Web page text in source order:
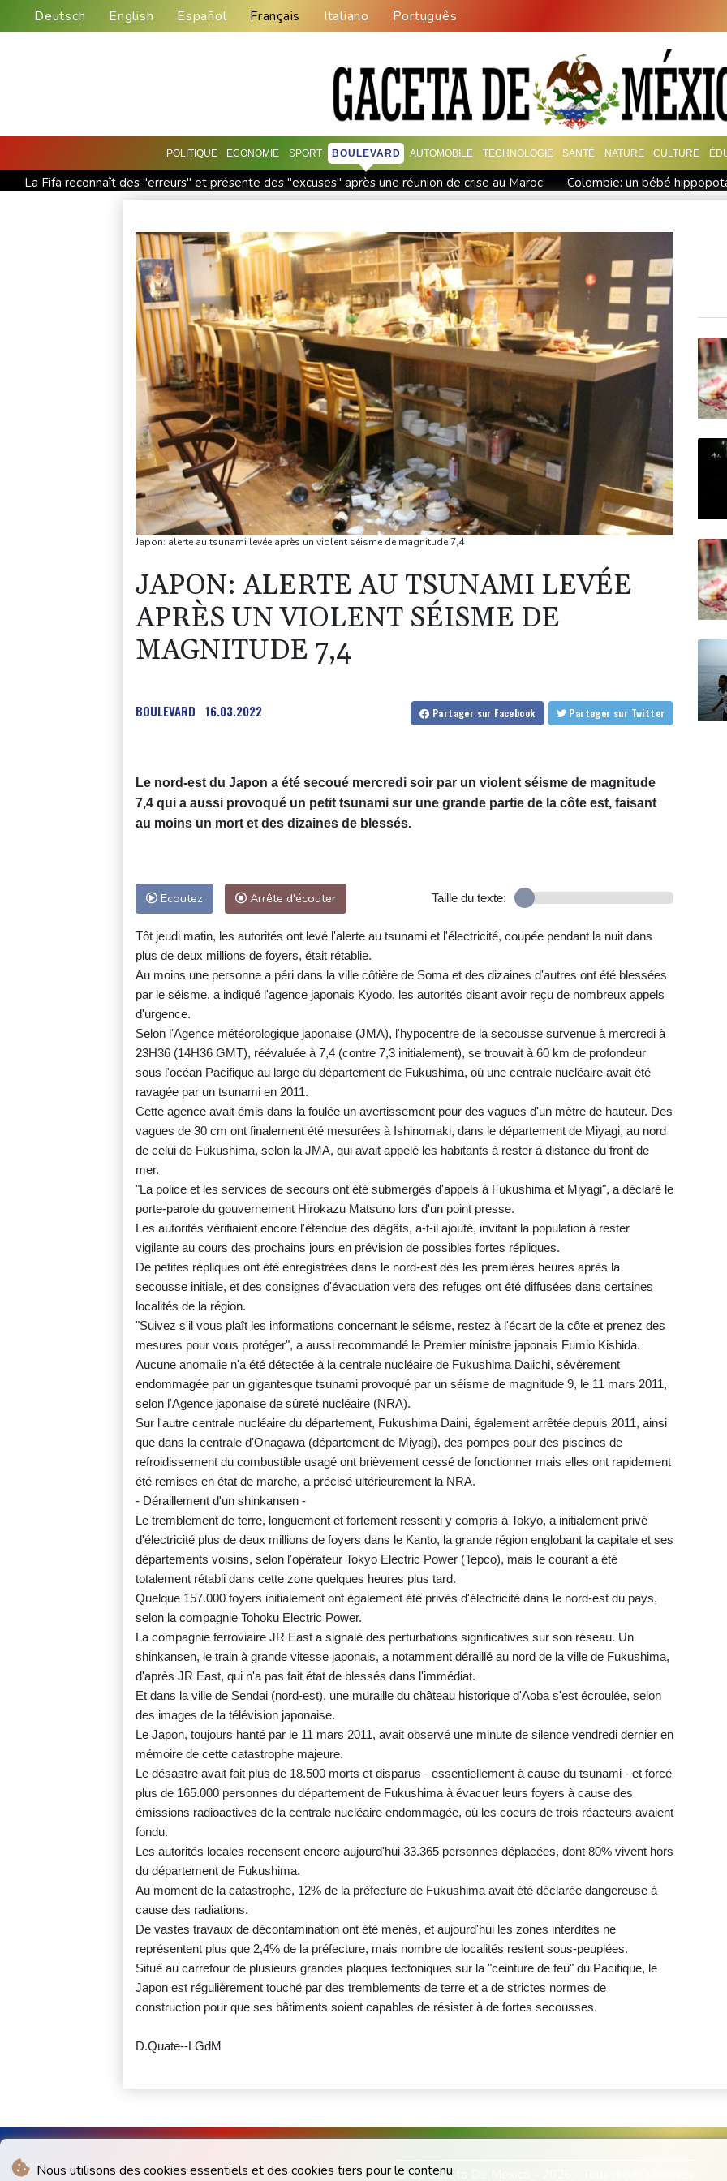
Nous utilisons des cookies essentiels et des cookies tiers pour le contenu.
Deutsch English Español Français Italiano Português
POLITIQUE ECONOMIE SPORT BOULEVARD AUTOMOBILE TECHNOLOGIE SANTÉ NATURE CULTURE
La Fifa reconnaît des "erreurs" et présente des "excuses" après une réunion de crise au Maroc
Colombie: un bébé
Séisme au Venezuela: la douloureuse valse des nombres de disparus
Les Bourses mondiales touchent des records, sans
Abandonner ou pas? Dans le Tennessee, un candidat démocrate victime du redécoupage électoral
Drone explosif à
Wall Street clôture en ordre dispersé, attend un accord entre Washington et Téhéran
Euro de natation: le plongeur Jules
Japon: alerte au tsunami levée après un violent séisme de magnitude 7,4
JAPON: ALERTE AU TSUNAMI LEVÉE
APRÈS UN VIOLENT SÉISME DE
MAGNITUDE 7,4
BOULEVARD 16.03.2022 Partager sur Facebook Partager sur Twitter
Le nord-est du Japon a été secoué mercredi soir par un violent séisme de magnitude
7,4 qui a aussi provoqué un petit tsunami sur une grande partie de la côte est, faisant
au moins un mort et des dizaines de blessés.
Ecoutez Arrête d'écouter Taille du texte:
Tôt jeudi matin, les autorités ont levé l'alerte au tsunami et l'électricité, coupée pendant la nuit dans
plus de deux millions de foyers, était rétablie.
Au moins une personne a péri dans la ville côtière de Soma et des dizaines d'autres ont été blessées
par le séisme, a indiqué l'agence japonais Kyodo, les autorités disant avoir reçu de nombreux appels
d'urgence.
Selon l'Agence météorologique japonaise (JMA), l'hypocentre de la secousse survenue à mercredi à
23H36 (14H36 GMT), réévaluée à 7,4 (contre 7,3 initialement), se trouvait à 60 km de profondeur
sous l'océan Pacifique au large du département de Fukushima, où une centrale nucléaire avait été
ravagée par un tsunami en 2011.
Cette agence avait émis dans la foulée un avertissement pour des vagues d'un mètre de hauteur. Des
vagues de 30 cm ont finalement été mesurées à Ishinomaki, dans le département de Miyagi, au nord
de celui de Fukushima, selon la JMA, qui avait appelé les habitants à rester à distance du front de
mer.
"La police et les services de secours ont été submergés d'appels à Fukushima et Miyagi", a déclaré le
porte-parole du gouvernement Hirokazu Matsuno lors d'un point presse.
Les autorités vérifiaient encore l'étendue des dégâts, a-t-il ajouté, invitant la population à rester
vigilante au cours des prochains jours en prévision de possibles fortes répliques.
De petites répliques ont été enregistrées dans le nord-est dès les premières heures après la
secousse initiale, et des consignes d'évacuation vers des refuges ont été diffusées dans certaines
localités de la région.
"Suivez s'il vous plaît les informations concernant le séisme, restez à l'écart de la côte et prenez des
mesures pour vous protéger", a aussi recommandé le Premier ministre japonais Fumio Kishida.
Aucune anomalie n'a été détectée à la centrale nucléaire de Fukushima Daiichi, sévèrement
endommagée par un gigantesque tsunami provoqué par un séisme de magnitude 9, le 11 mars 2011,
selon l'Agence japonaise de sûreté nucléaire (NRA).
Sur l'autre centrale nucléaire du département, Fukushima Daini, également arrêtée depuis 2011, ainsi
que dans la centrale d'Onagawa (département de Miyagi), des pompes pour des piscines de
refroidissement du combustible usagé ont brièvement cessé de fonctionner mais elles ont rapidement
été remises en état de marche, a précisé ultérieurement la NRA.
- Déraillement d'un shinkansen -
Le tremblement de terre, longuement et fortement ressenti y compris à Tokyo, a initialement privé
d'électricité plus de deux millions de foyers dans le Kanto, la grande région englobant la capitale et ses
départements voisins, selon l'opérateur Tokyo Electric Power (Tepco), mais le courant a été
totalement rétabli dans cette zone quelques heures plus tard.
Quelque 157.000 foyers initialement ont également été privés d'électricité dans le nord-est du pays,
selon la compagnie Tohoku Electric Power.
La compagnie ferroviaire JR East a signalé des perturbations significatives sur son réseau. Un
shinkansen, le train à grande vitesse japonais, a notamment déraillé au nord de la ville de Fukushima,
d'après JR East, qui n'a pas fait état de blessés dans l'immédiat.
Et dans la ville de Sendai (nord-est), une muraille du château historique d'Aoba s'est écroulée, selon
des images de la télévision japonaise.
Le Japon, toujours hanté par le 11 mars 2011, avait observé une minute de silence vendredi dernier en
mémoire de cette catastrophe majeure.
Le désastre avait fait plus de 18.500 morts et disparus - essentiellement à cause du tsunami - et forcé
plus de 165.000 personnes du département de Fukushima à évacuer leurs foyers à cause des
émissions radioactives de la centrale nucléaire endommagée, où les coeurs de trois réacteurs avaient
fondu.
Les autorités locales recensent encore aujourd'hui 33.365 personnes déplacées, dont 80% vivent hors
du département de Fukushima.
Au moment de la catastrophe, 12% de la préfecture de Fukushima avait été déclarée dangereuse à
cause des radiations.
De vastes travaux de décontamination ont été menés, et aujourd'hui les zones interdites ne
représentent plus que 2,4% de la préfecture, mais nombre de localités restent sous-peuplées.
Situé au carrefour de plusieurs grandes plaques tectoniques sur la "ceinture de feu" du Pacifique, le
Japon est régulièrement touché par des tremblements de terre et a de strictes normes de
construction pour que ses bâtiments soient capables de résister à de fortes secousses.
D.Quate--LGdM
© La Gaceta De Mexico - 2026 - Tous droits réservés